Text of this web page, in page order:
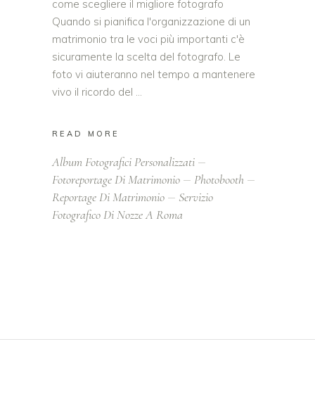
come scegliere il migliore fotografo
Quando si pianifica l'organizzazione di un
matrimonio tra le voci più importanti c'è
sicuramente la scelta del fotografo. Le
foto vi aiuteranno nel tempo a mantenere
vivo il ricordo del
READ MORE
Album Fotografici Personalizzati
Fotoreportage Di Matrimonio
Photobooth
Reportage Di Matrimonio
Servizio
Fotografico Di Nozze A Roma